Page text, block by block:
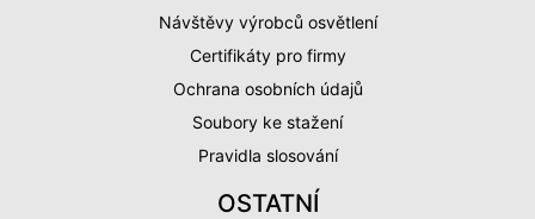
Návštěvy výrobců osvětlení
Certifikáty pro firmy
Ochrana osobních údajů
Soubory ke stažení
Pravidla slosování
OSTATNÍ